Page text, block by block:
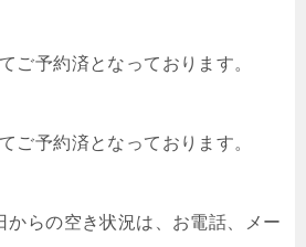
ご予約済となっております。
ご予約済となっております。
からの空き状況は、お電話、メー